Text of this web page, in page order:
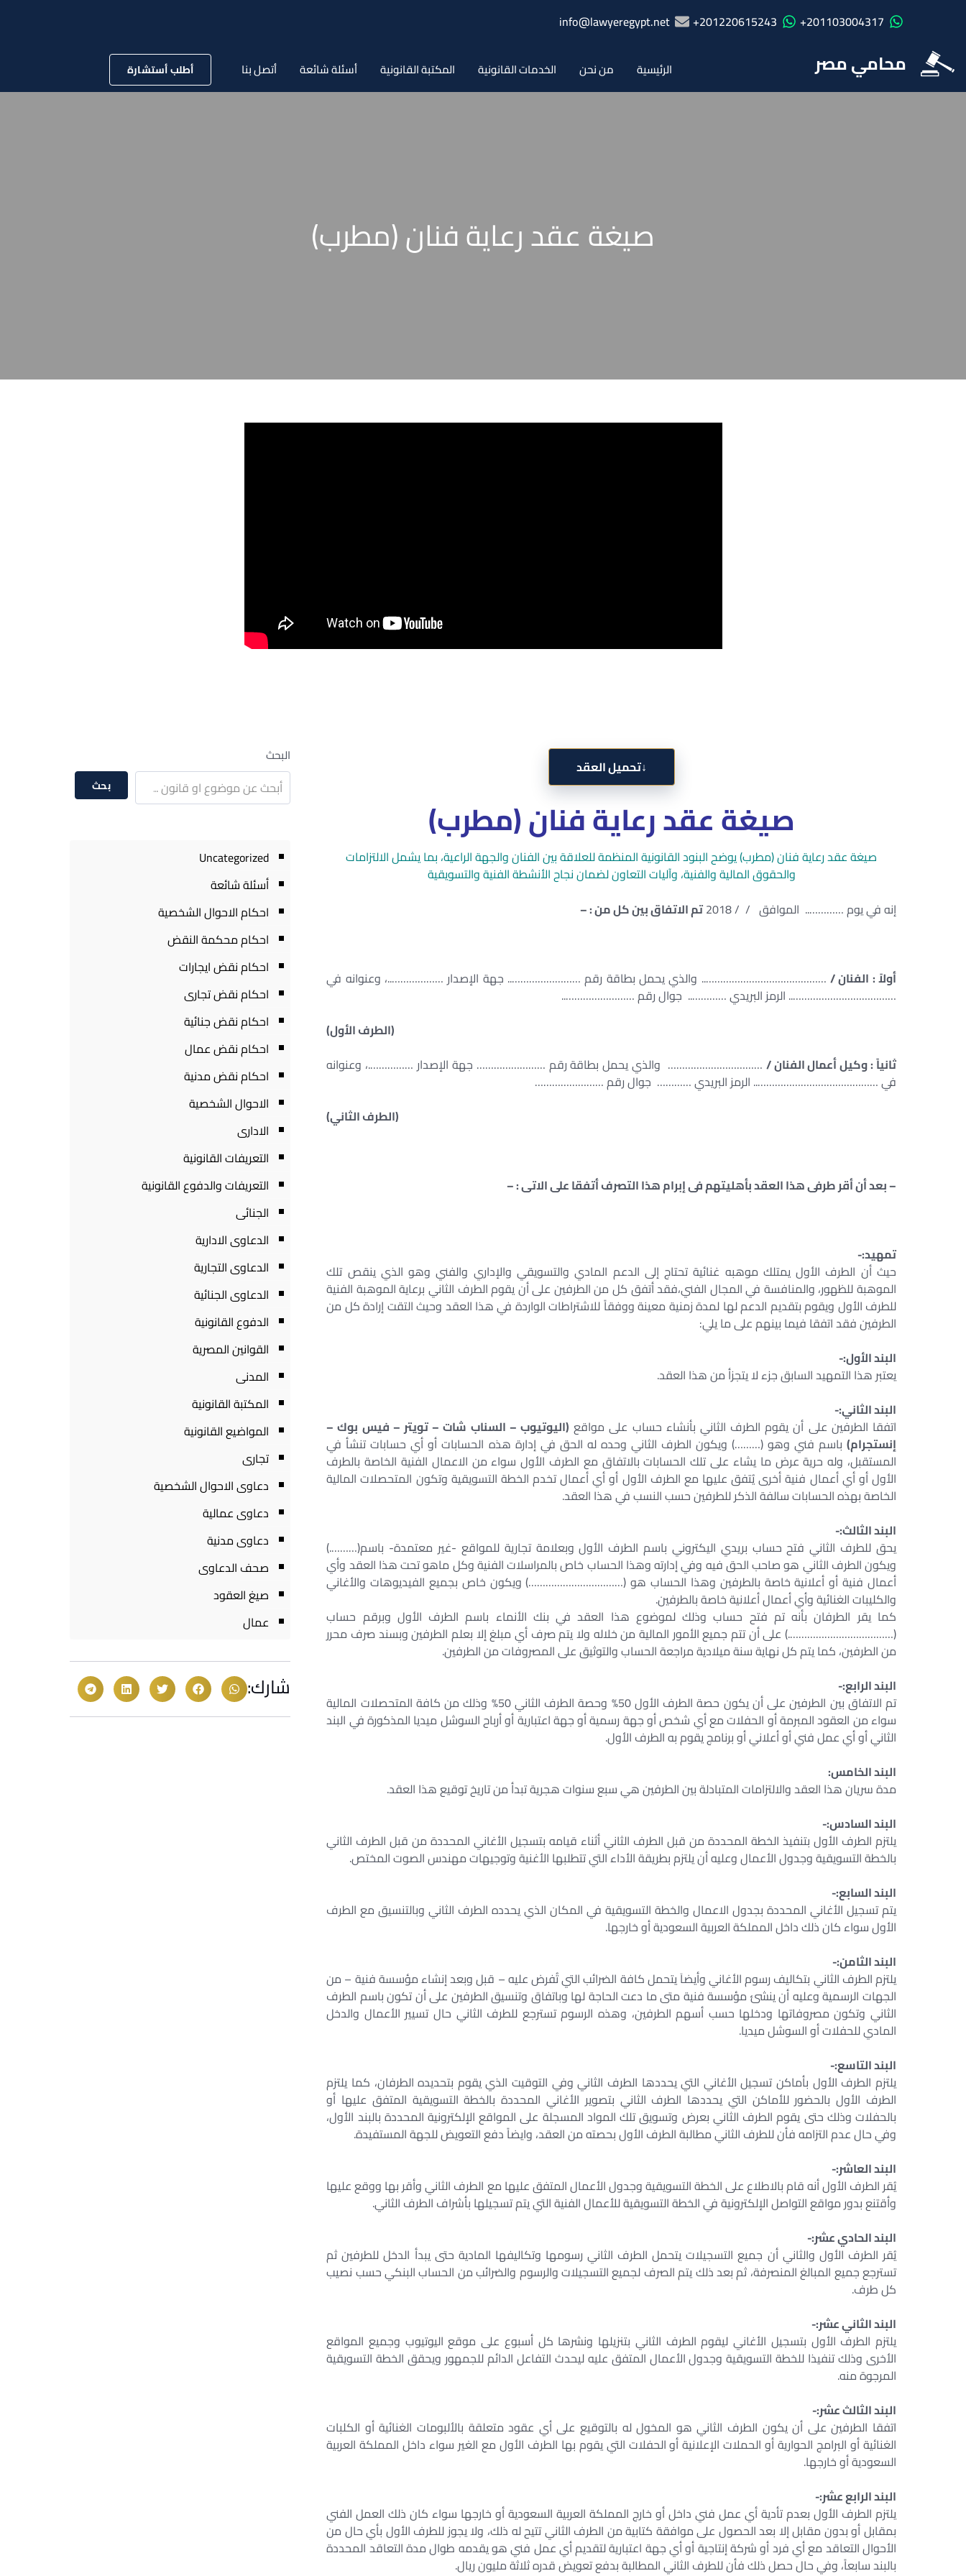
201103004317+
201220615243+
info@lawyeregypt.net
محامي مصر الرئيسية من نحن الخدمات القانونية المكتبة القانونية أسئلة شائعة أتصل بنا أطلب أستشارة
صيغة عقد رعاية فنان (مطرب)
↓تحميل العقد
صيغة عقد رعاية فنان (مطرب)
صيغة عقد رعاية فنان (مطرب) يوضح البنود القانونية المنظمة للعلاقة بين الفنان والجهة الراعية، بما يشمل الالتزامات
والحقوق المالية والفنية، وآليات التعاون لضمان نجاح الأنشطة الفنية والتسويقية
إنه في يوم ………….. الموافق / / 2018
تم الاتفاق بين كل من : –
أولاً : الفنان / …………………………………….. والذي يحمل بطاقة رقم …………………….. جهة الإصدار ………………..، وعنوانه في
……………………………….. الرمز البريدي ………….. جوال رقم ……………………..
(الطرف الأول)
ثانياً : وكيل أعمال الفنان / …………………………… والذي يحمل بطاقة رقم …………………… جهة الإصدار …………….، وعنوانه
في …………………………………….. الرمز البريدي ………… جوال رقم ……………………
(الطرف الثاني)
– بعد أن أقر طرفى هذا العقد بأهليتهم فى إبرام هذا التصرف أتفقا على الاتى : –
تمهيد:-
حيث أن الطرف الأول يمتلك موهبه غنائية تحتاج إلى الدعم المادي والتسويقي والإداري والفني وهو الذي ينقص تلك
الموهبة للظهور، والمنافسة في المجال الفني،فقد أتفق كل من الطرفين على أن يقوم الطرف الثاني برعاية الموهبة الفنية
للطرف الأول ويقوم بتقديم الدعم لها لمدة زمنية معينة ووفقاً للاشتراطات الواردة في هذا العقد وحيث التقت إرادة كل من
الطرفين فقد اتفقا فيما بينهم على ما يلي:
البند الأول:-
يعتبر هذا التمهيد السابق جزء لا يتجزأ من هذا العقد.
البند الثاني:-
اتفقا الطرفين على أن يقوم الطرف الثاني بأنشاء حساب على مواقع (اليوتيوب – السناب شات – تويتر – فيس بوك –
إنستجرام) باسم فني وهو (………) ويكون الطرف الثاني وحده له الحق في إدارة هذه الحسابات أو أي حسابات تنشأ في
المستقبل، وله حرية عرض ما يشاء على تلك الحسابات بالاتفاق مع الطرف الأول سواء من الاعمال الفنية الخاصة بالطرف
الأول أو أي أعمال فنية أخرى يُتفق عليها مع الطرف الأول أو أي أعمال تخدم الخطة التسويقية وتكون المتحصلات المالية
الخاصة بهذه الحسابات سالفة الذكر للطرفين حسب النسب في هذا العقد.
البند الثالث:-
يحق للطرف الثاني فتح حساب بريدي اليكتروني باسم الطرف الأول وبعلامة تجارية للمواقع -غير معتمدة- باسم(……….)
ويكون الطرف الثاني هو صاحب الحق فيه وفي إدارته وهذا الحساب خاص بالمراسلات الفنية وكل ماهو تحت هذا العقد وأي
أعمال فنية أو أعلانية خاصة بالطرفين وهذا الحساب هو (……………………………) ويكون خاص بجميع الفيديوهات والأغاني
والكليبات الغنائية وأي أعمال أعلانية خاصة بالطرفين.
كما يقر الطرفان بأنه تم فتح حساب وذلك لموضوع هذا العقد في بنك الأنماء باسم الطرف الأول وبرقم حساب
(……………………………….) على أن تتم جميع الأمور المالية من خلاله ولا يتم صرف أي مبلغ إلا بعلم الطرفين وبسند صرف محرر
من الطرفين، كما يتم كل نهاية سنة ميلادية مراجعة الحساب والتوثيق على المصروفات من الطرفين.
البند الرابع:-
تم الاتفاق بين الطرفين على أن يكون حصة الطرف الأول 50% وحصة الطرف الثاني 50% وذلك من كافة المتحصلات المالية
سواء من العقود المبرمة أو الحفلات مع أي شخص أو جهة رسمية أو جهة اعتبارية أو أرباح السوشل ميديا المذكورة في البند
الثاني أو أي عمل فني أو أعلاني أو برنامج يقوم به الطرف الأول.
البند الخامس:
مدة سريان هذا العقد والالتزامات المتبادلة بين الطرفين هي سبع سنوات هجرية تبدأ من تاريخ توقيع هذا العقد.
البند السادس:-
يلتزم الطرف الأول بتنفيذ الخطة المحددة من قبل الطرف الثاني أثناء قيامه بتسجيل الأغاني المحددة من قبل الطرف الثاني
بالخطة التسويقية وجدول الأعمال وعليه أن يلتزم بطريقة الأداء التي تتطلبها الأغنية وتوجيهات مهندس الصوت المختص.
البند السابع:-
يتم تسجيل الأغاني المحددة بجدول الاعمال والخطة التسويقية في المكان الذي يحدده الطرف الثاني وبالتنسيق مع الطرف
الأول سواء كان ذلك داخل المملكة العربية السعودية أو خارجها.
البند الثامن:-
يلتزم الطرف الثاني بتكاليف رسوم الأغاني وأيضاَ يتحمل كافة الضرائب التي تُفرض عليه – قبل وبعد إنشاء مؤسسة فنية – من
الجهات الرسمية وعليه أن ينشئ مؤسسة فنية متى ما دعت الحاجة لها وباتفاق وتنسيق الطرفين على أن تكون باسم الطرف
الثاني وتكون مصروفاتها ودخلها حسب أسهم الطرفين، وهذه الرسوم تسترجع للطرف الثاني حال تسيير الأعمال والدخل
المادي للحفلات أو السوشل ميديا.
البند التاسع:-
يلتزم الطرف الأول بأماكن تسجيل الأغاني التي يحددها الطرف الثاني وفي التوقيت الذي يقوم بتحديده الطرفان، كما يلتزم
الطرف الأول بالحضور للأماكن التي يحددها الطرف الثاني بتصوير الأغاني المحددة بالخطة التسويقية المتفق عليها أو
بالحفلات وذلك حتى يقوم الطرف الثاني بعرض وتسويق تلك المواد المسجلة على المواقع الإلكترونية المحددة بالبند الأول،
وفي حال عدم التزامه فأن للطرف الثاني مطالبة الطرف الأول بحصته من العقد، وايضاً دفع التعويض للجهة المستفيدة.
البند العاشر:-
يُقر الطرف الأول أنه قام بالاطلاع على الخطة التسويقية وجدول الأعمال المتفق عليها مع الطرف الثاني وأقر بها ووقع عليها
وأقتنع بدور مواقع التواصل الإلكترونية في الخطة التسويقية للأعمال الفنية التي يتم تسجيلها بأشراف الطرف الثاني.
البند الحادي عشر:-
يُقر الطرف الأول والثاني أن جميع التسجيلات يتحمل الطرف الثاني رسومها وتكاليفها المادية حتى يبدأ الدخل للطرفين ثم
تسترجع جميع المبالغ المنصرفة، ثم بعد ذلك يتم الصرف لجميع التسجيلات والرسوم والضرائب من الحساب البنكي حسب نصيب
كل طرف.
البند الثاني عشر:-
يلتزم الطرف الأول بتسجيل الأغاني ليقوم الطرف الثاني بتنزيلها ونشرها كل أسبوع على موقع اليوتيوب وجميع المواقع
الأخرى وذلك تنفيذا للخطة التسويقية وجدول الأعمال المتفق عليه ليحدث التفاعل الدائم للجمهور ويحقق الخطة التسويقية
المرجوة منه.
البند الثالث عشر:-
اتفقا الطرفين على أن يكون الطرف الثاني هو المخول له بالتوقيع على أي عقود متعلقة بالألبومات الغنائية أو الكلبات
الغنائية أو البرامج الحوارية أو الحملات الإعلانية أو الحفلات التي يقوم بها الطرف الأول مع الغير سواء داخل المملكة العربية
السعودية أو خارجها.
البند الرابع عشر:-
يلتزم الطرف الأول بعدم تأدية أي عمل فني داخل أو خارج المملكة العربية السعودية أو خارجها سواء كان ذلك العمل الفني
بمقابل أو بدون مقابل إلا بعد الحصول على موافقة كتابية من الطرف الثاني تتيح له ذلك، ولا يجوز للطرف الأول بأي حال من
الأحوال التعاقد مع أي فرد أو شركة إنتاجية أو أي جهة اعتبارية لتقديم أي عمل فني هو يقدمه طوال مدة التعاقد المحددة
بالبند سابعاً، وفي حال حصل ذلك فأن للطرف الثاني المطالبة بدفع تعويض قدره ثلاثة مليون ريال.
البحث
بحث
Uncategorized
أسئلة شائعة
احكام الاحوال الشخصية
احكام محكمة النقض
احكام نقض ايجارات
احكام نقض تجارى
احكام نقض جنائية
احكام نقض عمال
احكام نقض مدنية
الاحوال الشخصية
الادارى
التعريفات القانونية
التعريفات والدفوع القانونية
الجنائى
الدعاوى الادارية
الدعاوى التجارية
الدعاوى الجنائية
الدفوع القانونية
القوانين المصرية
المدنى
المكتبة القانونية
المواضيع القانونية
تجارى
دعاوى الاحوال الشخصية
دعاوى عمالية
دعاوى مدنية
صحف الدعاوى
صيغ العقود
عمال
شارك: